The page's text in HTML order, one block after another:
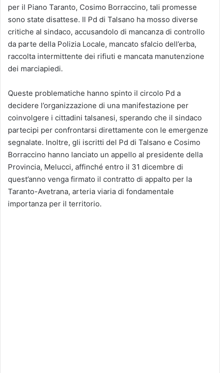
per il Piano Taranto, Cosimo Borraccino, tali promesse
sono state disattese. Il Pd di Talsano ha mosso diverse
critiche al sindaco, accusandolo di mancanza di controllo
da parte della Polizia Locale, mancato sfalcio dell’erba,
raccolta intermittente dei rifiuti e mancata manutenzione
dei marciapiedi.
Queste problematiche hanno spinto il circolo Pd a
decidere l’organizzazione di una manifestazione per
coinvolgere i cittadini talsanesi, sperando che il sindaco
partecipi per confrontarsi direttamente con le emergenze
segnalate. Inoltre, gli iscritti del Pd di Talsano e Cosimo
Borraccino hanno lanciato un appello al presidente della
Provincia, Melucci, affinché entro il 31 dicembre di
quest’anno venga firmato il contratto di appalto per la
Taranto-Avetrana, arteria viaria di fondamentale
importanza per il territorio.